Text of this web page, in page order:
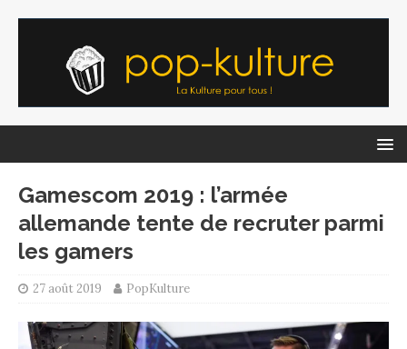
Gamescom 2019 : l’armée
allemande tente de recruter parmi
les gamers
27 août 2019 PopKulture